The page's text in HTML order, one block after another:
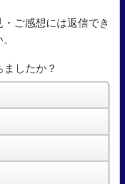
ご感想には返信でき
したか？